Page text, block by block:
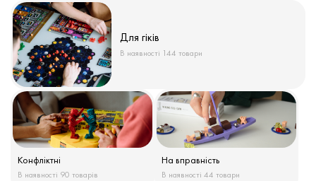
Для гіків
В наявності 144 товари
Конфліктні
В наявності 90 товарів
На вправність
В наявності 44 товари